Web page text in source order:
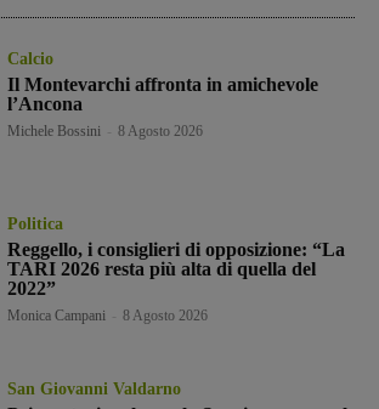
Calcio
Il Montevarchi affronta in amichevole
l’Ancona
Michele Bossini 8 Agosto 2026
Politica
Reggello, i consiglieri di opposizione: “La
TARI 2026 resta più alta di quella del
2022”
Monica Campani 8 Agosto 2026
San Giovanni Valdarno